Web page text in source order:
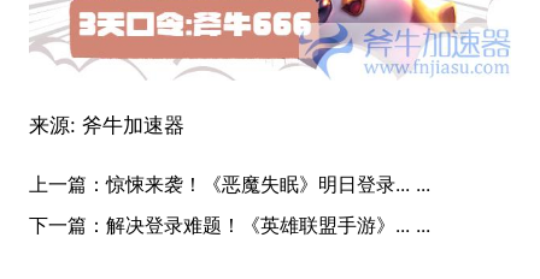
来源: 斧牛加速器
上一篇：惊悚来袭！《恶魔失眠》明日登录... ...
下一篇：解决登录难题！《英雄联盟手游》... ...